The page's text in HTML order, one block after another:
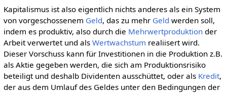
Kapitalismus ist also eigentlich nichts anderes als ein System
von vorgeschossenem Geld, das zu mehr Geld werden soll,
indem es produktiv, also durch die Mehrwertproduktionder
Arbeit verwertet und als Wertwachstum realiisert wird.
Dieser Vorschuss kann für Investitionen in die Produktion z.B.
als Aktie gegeben werden, die sich am Produktionsrisiko
beteiligt und deshalb Dividenten ausschüttet, oder als Kredit,
der aus dem Umlauf des Geldes unter den Bedingungen der